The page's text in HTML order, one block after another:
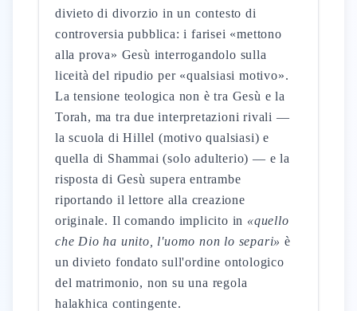
divieto di divorzio in un contesto di
controversia pubblica: i farisei «mettono
alla prova» Gesù interrogandolo sulla
liceità del ripudio per «qualsiasi motivo».
La tensione teologica non è tra Gesù e la
Torah, ma tra due interpretazioni rivali —
la scuola di Hillel (motivo qualsiasi) e
quella di Shammai (solo adulterio) — e la
risposta di Gesù supera entrambe
riportando il lettore alla creazione
originale. Il comando implicito in «quello
che Dio ha unito, l'uomo non lo separi» è
un divieto fondato sull'ordine ontologico
del matrimonio, non su una regola
halakhica contingente.